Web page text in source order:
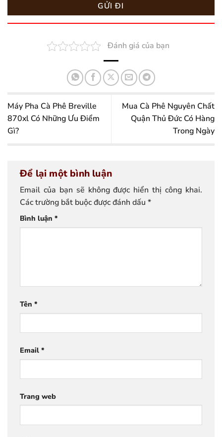
Đánh giá của bạn
Máy Pha Cà Phê Breville
870xl Có Những Ưu Điểm
Gì?
Mua Cà Phê Nguyên Chất
Quận Thủ Đức Có Hàng
Trong Ngày
Để lại một bình luận
Email của bạn sẽ không được hiển thị công khai.
Các trường bắt buộc được đánh dấu *
Bình luận *
Tên *
Email *
Trang web